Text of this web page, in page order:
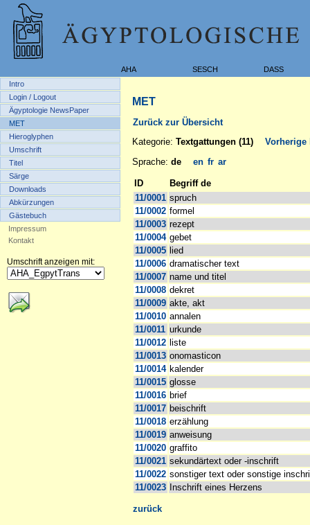
AHA SESCH
DASS
Intro
Login / Logout
Ägyptologie NewsPaper
MET
Hieroglyphen
Umschrift
Titel
Särge
Downloads
Abkürzungen
Gästebuch
Impressum
Kontakt
Umschrift anzeigen mit:
MET
Zurück zur Übersicht
Kategorie: Textgattungen (11)
Vorherige
Sprache: de en fr ar
ID
Begriff de
11/0001 spruch
11/0002 formel
11/0003 rezept
11/0004 gebet
11/0005 lied
11/0006 dramatischer text
11/0007 name und titel
11/0008 dekret
11/0009 akte, akt
11/0010 annalen
11/0011 urkunde
11/0012 liste
11/0013 onomasticon
11/0014 kalender
11/0015 glosse
11/0016 brief
11/0017 beischrift
11/0018 erzählung
11/0019 anweisung
11/0020 graffito
11/0021 sekundärtext oder -inschrift
11/0022 sonstiger text oder sonstige
11/0023 Inschrift eines Herzens
zurück